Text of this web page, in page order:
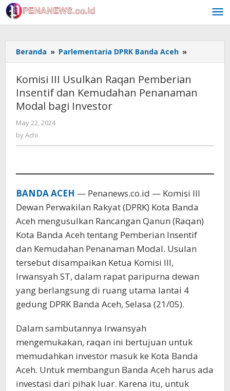
Skip
to
content
Beranda » Parlementaria DPRK Banda Aceh »
III
Raqan
Pemberian
Modal
Komisi III Usulkan Raqan Pemberian
Insentif dan Kemudahan Penanaman
Modal bagi Investor
May 22, 2024
byAchi
BANDA ACEH — Penanews.co.id — Komisi III
Dewan Perwakilan Rakyat (DPRK) Kota Banda
Aceh mengusulkan Rancangan Qanun (Raqan)
Kota Banda Aceh tentang Pemberian Insentif
dan Kemudahan Penanaman Modal. Usulan
tersebut disampaikan Ketua Komisi III,
Irwansyah ST, dalam rapat paripurna dewan
yang berlangsung di ruang utama lantai 4
gedung DPRK Banda Aceh, Selasa (21/05).
Dalam sambutannya Irwansyah
mengemukakan, raqan ini bertujuan untuk
memudahkan investor masuk ke Kota Banda
Aceh. Untuk membangun Banda Aceh harus ada
investasi dari pihak luar. Karena itu, untuk